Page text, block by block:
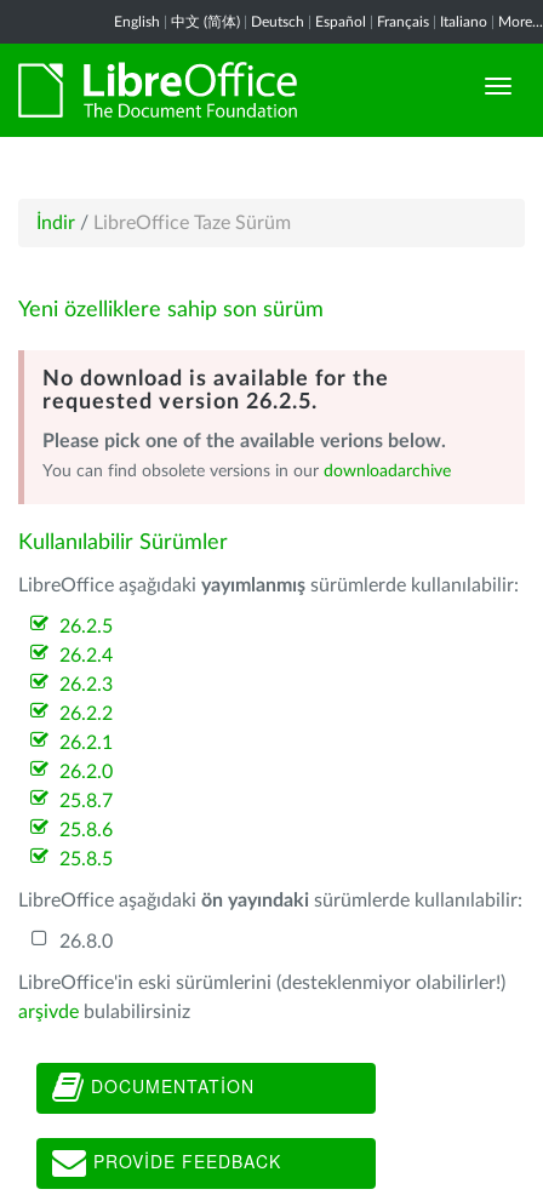
English 中文 (简体) Deutsch Español Français Italiano More...
İndir / LibreOffice Taze Sürüm
Yeni özelliklere sahip son sürüm
No download is available for the
requested version 26.2.5.
Please pick one of the available verions below.
You can find obsolete versions in our downloadarchive
Kullanılabilir Sürümler
LibreOffice aşağıdaki yayımlanmış sürümlerde kullanılabilir:
26.2.5
26.2.4
26.2.3
26.2.2
26.2.1
26.2.0
25.8.7
25.8.6
25.8.5
LibreOffice aşağıdaki ön yayındaki sürümlerde kullanılabilir:
26.8.0
LibreOffice'in eski sürümlerini (desteklenmiyor olabilirler!)
arşivde bulabilirsiniz
DOCUMENTATION
PROVIDE FEEDBACK